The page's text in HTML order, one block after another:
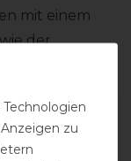
mit einem
der
zu